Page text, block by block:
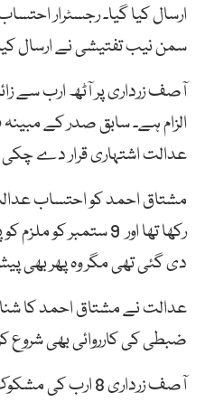
ارسال کیا گیا۔ رجسٹرار
سمن نیب تفتیشی نے ارسال
آصف زرداری پر آٹھ ارب سے
الزام ہے۔ سابق صدر کے
عدالت اشتہاری قرار دے
مشتاق احمد کو احتساب
رکھا تھا اور 9
دی گئی تھی مگر وہ پھر بھی
عدالت نے مشتاق احمد کا
ضبطی کی کارروائی بھی شروع
آصف زرداری 8